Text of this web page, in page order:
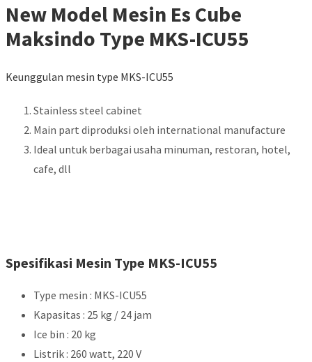
New Model Mesin Es Cube
Maksindo Type MKS-ICU55
Keunggulan mesin type MKS-ICU55
Stainless steel cabinet
Main part diproduksi oleh international manufacture
Ideal untuk berbagai usaha minuman, restoran, hotel,
cafe, dll
Spesifikasi Mesin Type MKS-ICU55
Type mesin : MKS-ICU55
Kapasitas : 25 kg / 24 jam
Ice bin : 20 kg
Listrik : 260 watt, 220 V